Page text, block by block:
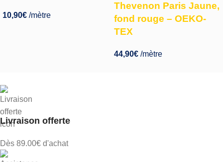
10,90€ /mètre
Thevenon Paris Jaune,
fond rouge – OEKO-
TEX
44,90€ /mètre
Livraison offerte
Dès 89.00€ d'achat